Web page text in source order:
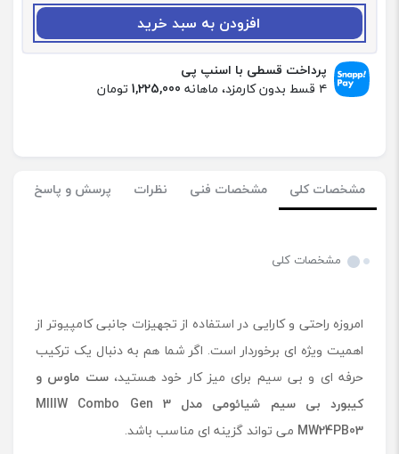
:
س
ت
م
ب
ی
م
ی
ا
ئ
و
افزودن به سبد خرید
پرداخت قسطی با اسنپ پی
۴ قسط بدون کارمزد، ماهانه
1,225,000 تومان
مشخصات کلی مشخصات فنی نظرات پرسش و پاسخ
مشخصات کلی
امروزه راحتی و کارایی در استفاده از تجهیزات جانبی کامپیوتر از
اهمیت ویژه ‌ای برخوردار است. اگر شما هم به‌ دنبال یک ترکیب
حرفه ‌ای و بی ‌سیم برای میز کار خود هستید،ست ماوس و
کیبورد بی سیم شیائومی مدلMIIIW Combo Gen 3
MW24PB03 می ‌تواند گزینه ‌ای مناسب باشد.